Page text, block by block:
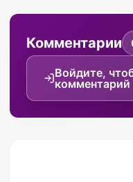
Комментарии
Войдите,
комментарий